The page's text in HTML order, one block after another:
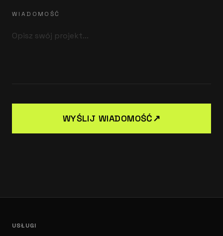
WIADOMOŚĆ
WYŚLIJ WIADOMOŚĆ↗
USŁUGI